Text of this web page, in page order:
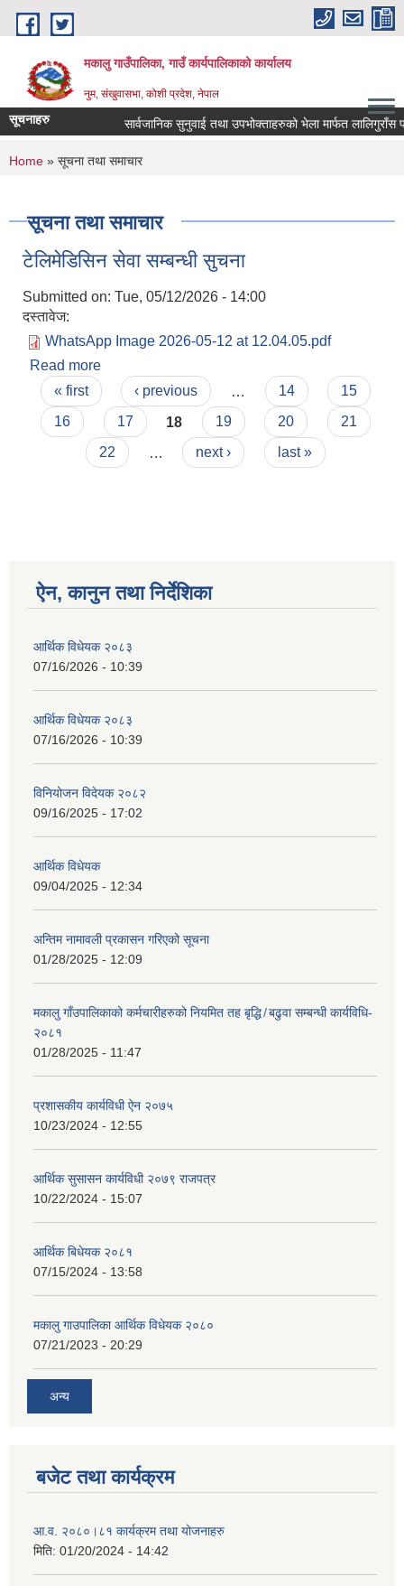
Skip to main content
मकालु गाउँपालिका, गाउँ कार्यपालिकाको कार्यालय
नुम, संखुवासभा, कोशी प्रदेश, नेपाल
सूचनाहरु सार्वजानिक सुनुवाई तथा उपभोक्ताहरुको भेला मार्फत लालिगुराँस
You are here
Home » सूचना तथा समाचार
सूचना तथा समाचार
टेलिमेडिसिन सेवा सम्बन्धी सुचना
Submitted on: Tue, 05/12/2026 - 14:00
दस्तावेज:
WhatsApp Image 2026-05-12 at 12.04.05.pdf
Read more
Pages
« first ‹ previous 14
15
16
17 18 19 20
21
22
next › last »
ऐन, कानुन तथा निर्देशिका
आर्थिक विधेयक २०८३
07/16/2026 - 10:39
आर्थिक विधेयक २०८३
07/16/2026 - 10:39
विनियोजन विदेयक २०८२
09/16/2025 - 17:02
आर्थिक विधेयक
09/04/2025 - 12:34
अन्तिम नामावली प्रकासन गरिएको सूचना
01/28/2025 - 12:09
मकालु गाँउपालिकाको कर्मचारीहरुको नियमित तह बृद्धि ̸ बढुवा सम्बन्धी कार्यविधि-
२०८१
01/28/2025 - 11:47
प्रशासकीय कार्यविधी ऐन २०७५
10/23/2024 - 12:55
आर्थिक सुसासन कार्यविधी २०७९ राजपत्र
10/22/2024 - 15:07
आर्थिक बिधेयक २०८१
07/15/2024 - 13:58
मकालु गाउपालिका आर्थिक विधेयक २०८०
07/21/2023 - 20:29
अन्य
बजेट तथा कार्यक्रम
आ.व. २०८०।८१ कार्यक्रम तथा योजनाहरु
मिति: 01/20/2024 - 14:42